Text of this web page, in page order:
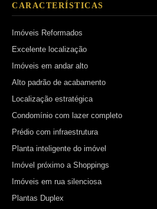
CARACTERÍSTICAS
Imóveis Reformados
Excelente localização
Imóveis em andar alto
Alto padrão de acabamento
Localização estratégica
Condomínio com lazer completo
Prédio com infraestrutura
Planta inteligente do imóvel
Imóvel próximo a Shoppings
Imóveis em rua silenciosa
Plantas Duplex